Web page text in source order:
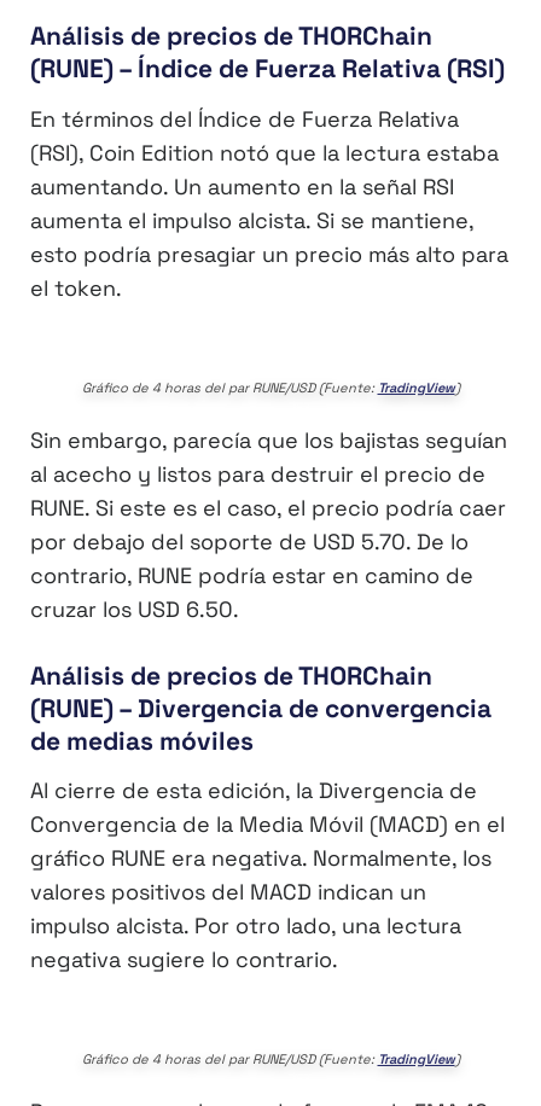
Análisis de precios de THORChain
(RUNE) – Índice de Fuerza Relativa (RSI)
En términos del Índice de Fuerza Relativa
(RSI), Coin Edition notó que la lectura estaba
aumentando. Un aumento en la señal RSI
aumenta el impulso alcista. Si se mantiene,
esto podría presagiar un precio más alto para
el token.
Gráfico de 4 horas del par RUNE/USD (Fuente: TradingView)
Sin embargo, parecía que los bajistas seguían
al acecho y listos para destruir el precio de
RUNE. Si este es el caso, el precio podría caer
por debajo del soporte de USD 5.70. De lo
contrario, RUNE podría estar en camino de
cruzar los USD 6.50.
Análisis de precios de THORChain
(RUNE) – Divergencia de convergencia
de medias móviles
Al cierre de esta edición, la Divergencia de
Convergencia de la Media Móvil (MACD) en el
gráfico RUNE era negativa. Normalmente, los
valores positivos del MACD indican un
impulso alcista. Por otro lado, una lectura
negativa sugiere lo contrario.
Gráfico de 4 horas del par RUNE/USD (Fuente: TradingView)